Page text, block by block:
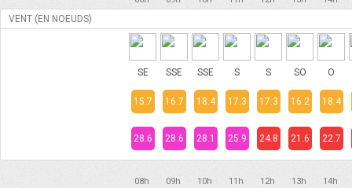
VENT (EN NOEUDS)
SE SSE SSE S S SO O
15.7 16.7 18.4 17.3 17.3 16.2 18.4
28.6 28.6 28.1 25.9 24.8 21.6 22.7
08h 09h 10h 11h 12h 13h 14h